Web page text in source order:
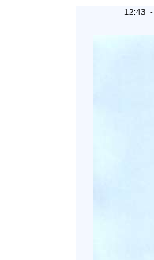
12:43 -